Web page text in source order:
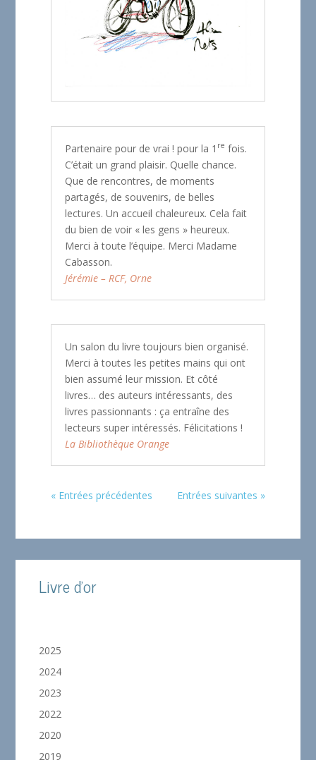
Partenaire pour de vrai ! pour la 1 re fois.
C’était un grand plaisir. Quelle chance.
Que de rencontres, de moments
partagés, de souvenirs, de belles
lectures. Un accueil chaleureux. Cela fait
du bien de voir « les gens » heureux.
Merci à toute l’équipe. Merci Madame
Cabasson.
Jérémie – RCF, Orne
Un salon du livre toujours bien organisé.
Merci à toutes les petites mains qui ont
bien assumé leur mission. Et côté
livres… des auteurs intéressants, des
livres passionnants : ça entraîne des
lecteurs super intéressés. Félicitations !
La Bibliothèque Orange
« Entrées précédentes Entrées suivantes »
Livre d'or
2025
2024
2023
2022
2020
2019